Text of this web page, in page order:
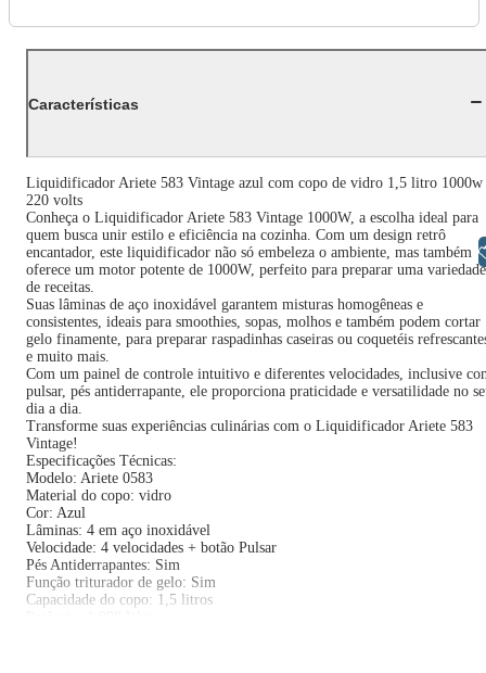
Características
Liquidificador Ariete 583 Vintage azul com copo de vidro 1,5 litro 1000w
220 volts
Conheça o Liquidificador Ariete 583 Vintage 1000W, a escolha ideal para
quem busca unir estilo e eficiência na cozinha. Com um design retrô
encantador, este liquidificador não só embeleza o ambiente, mas também
oferece um motor potente de 1000W, perfeito para preparar uma variedade
de receitas.
Suas lâminas de aço inoxidável garantem misturas homogêneas e
consistentes, ideais para smoothies, sopas, molhos e também podem cortar
gelo finamente, para preparar raspadinhas caseiras ou coquetéis
e muito mais.
Com um painel de controle intuitivo e diferentes velocidades, inclusive
pulsar, pés antiderrapante, ele proporciona praticidade e versatilidade no
dia a dia.
Transforme suas experiências culinárias com o Liquidificador Ariete 583
Vintage!
Especificações Técnicas:
Modelo: Ariete 0583
Material do copo: vidro
Cor: Azul
Lâminas: 4 em aço inoxidável
Velocidade: 4 velocidades + botão Pulsar
Pés Antiderrapantes: Sim
Função triturador de gelo: Sim
Capacidade do copo: 1,5 litros
Libras